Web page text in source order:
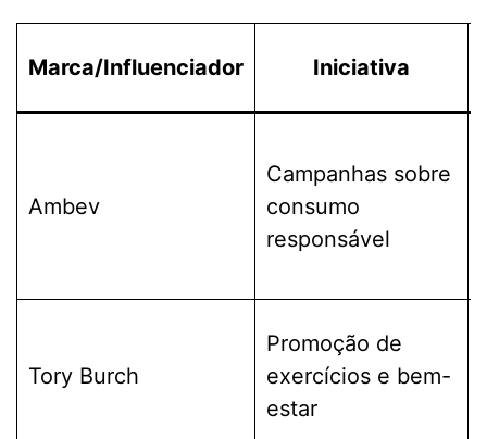
Marca/Influenciador Iniciativa
Ambev
Campanhas sobre
consumo
responsável
Tory Burch
Promoção de
exercícios e bem-
estar